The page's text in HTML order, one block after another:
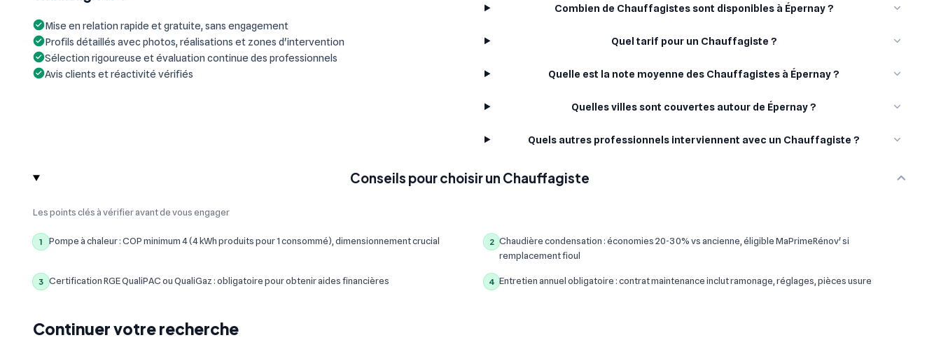
Mise en relation rapide et gratuite, sans engagement
Profils détaillés avec photos, réalisations et zones d'intervention
Sélection rigoureuse et évaluation continue des professionnels
Avis clients et réactivité vérifiés
Combien de Chauffagistes sont disponibles à Épernay ?
Quel tarif pour un Chauffagiste ?
Quelle est la note moyenne des Chauffagistes à Épernay ?
Quelles villes sont couvertes autour de Épernay ?
Quels autres professionnels interviennent avec un Chauffagiste ?
Conseils pour choisir un Chauffagiste
Les points clés à vérifier avant de vous engager
1 Pompe à chaleur : COP minimum 4 (4 kWh produits pour 1 consommé), dimensionnement crucial 2 Chaudière condensation : économies 20-30% vs ancienne, éligible MaPrimeRénov' si
remplacement fioul
3 Certification RGE QualiPAC ou QualiGaz : obligatoire pour obtenir aides financières 4 Entretien annuel obligatoire : contrat maintenance inclut ramonage, réglages, pièces usure
Continuer votre recherche